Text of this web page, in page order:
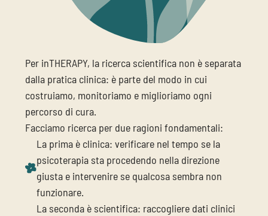
Per inTHERAPY, la ricerca scientifica non è separata
dalla pratica clinica: è parte del modo in cui
costruiamo, monitoriamo e miglioriamo ogni
percorso di cura.
Facciamo ricerca per due ragioni fondamentali:
La prima è clinica: verificare nel tempo se la
psicoterapia sta procedendo nella direzione
giusta e intervenire se qualcosa sembra non
funzionare.
La seconda è scientifica: raccogliere dati clinici